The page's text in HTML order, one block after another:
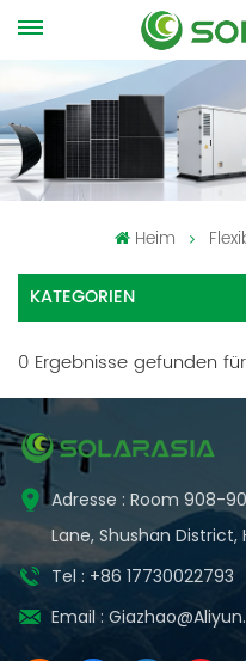
Heim
KATEGORIEN
0 Ergebnisse gefunden
Adresse : Room 908-
Lane, Shushan
Tel : +86 17730022793
Email :